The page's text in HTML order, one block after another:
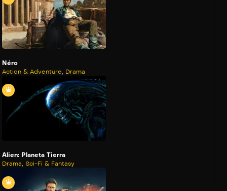
Néro
Action & Adventure
Drama
Alien: Planeta Tierra
Drama, Sci-Fi & Fantasy